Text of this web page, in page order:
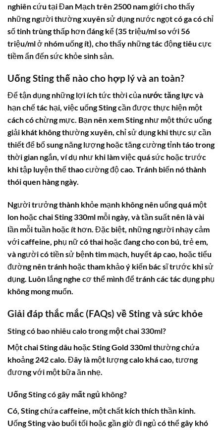
nghiên cứu tại Đan Mạch trên 2500 nam giới cho thấy
những người thường xuyên sử dụng nước ngọt có ga có chỉ
số tinh trùng thấp hơn đáng kể (35 triệu/ml so với 56
triệu/ml ở nhóm uống ít), cho thấy những tác động tiêu cực
tiềm ẩn đến sức khỏe sinh sản.
UốngStingthế nào cho hợp lý và an toàn?
Để tận dụng những lợi ích tức thời của nước tăng lựcvà
hạn chế tác hại, việc uốngStingcần được thực hiện một
cách có chừng mực. Bạn nên xemStingnhư một thức uống
giải khát không thường xuyên, chỉ sử dụng khi thực sự cần
thiết để bổ sung năng lượng hoặc tăng cường tỉnh táo trong
thời gian ngắn, ví dụ như khi làm việc quá sức hoặc trước
khi tập luyện thể thao cường độ cao. Tránh biến nó thành
thói quen hàng ngày.
Người trưởng thành khỏe mạnh không nên uống quá một
lon hoặc chaiSting330ml mỗi ngày, và tần suất nên là vài
lần mỗi tuần hoặc ít hơn. Đặc biệt, những người nhạy cảm
với caffeine, phụ nữ có thai hoặc đang cho con bú, trẻ em,
và người có tiền sử bệnh tim mạch, huyết áp cao, hoặc tiểu
đường nên tránh hoặc tham khảo ý kiến bác sĩ trước khi sử
dụng. Luôn lắng nghe cơ thể mình để tránh các tác dụng phụ
không mong muốn.
Giải đáp thắc mắc (FAQs) về Stingvà sức khỏe
Sting có bao nhiêu calotrong một chai 330ml?
Một chaiSting dâu hoặcSting Gold 330ml thường chứa
khoảng 242 calo. Đây là một lượng calo khá cao, tương
đương với một bữa ăn nhẹ.
UốngStingcó gây mất ngủ không?
Có, Stingchứa caffeine, một chất kích thích thần kinh.
UốngStingvào buổi tối hoặc gần giờ đi ngủ có thể gây khó